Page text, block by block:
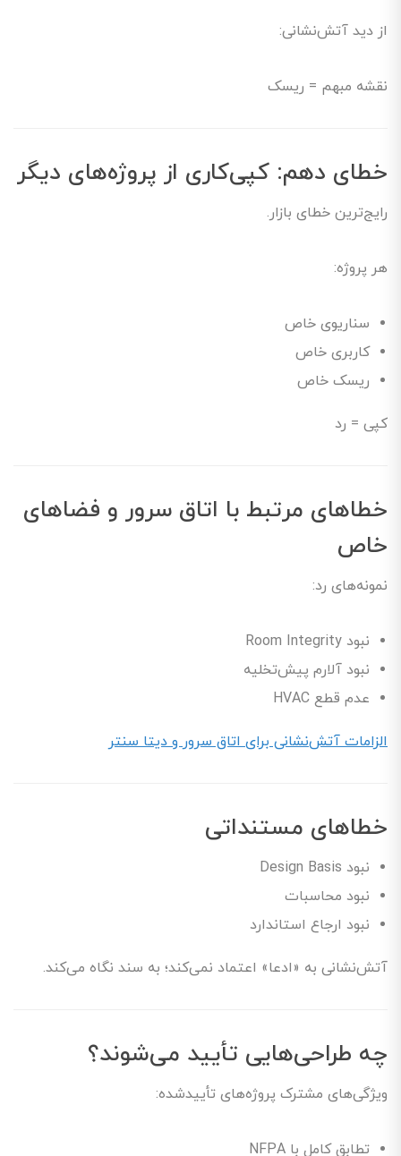
از دید آتش‌نشانی:
نقشه مبهم = ریسک
خطای دهم: کپی‌کاری از پروژه‌های دیگر
رایج‌ترین خطای بازار.
هر پروژه:
سناریوی خاص
کاربری خاص
ریسک خاص
کپی = رد
خطاهای مرتبط با اتاق سرور و فضاهای
خاص
نمونه‌های رد:
نبود Room Integrity
نبود آلارم پیش‌تخلیه
عدم قطع HVAC
الزامات آتش‌نشانی برای اتاق سرور و دیتا سنتر
خطاهای مستنداتی
نبود Design Basis
نبود محاسبات
نبود ارجاع استاندارد
آتش‌نشانی به «ادعا» اعتماد نمی‌کند؛ به سند نگاه می‌کند.
چه طراحی‌هایی تأیید می‌شوند؟
ویژگی‌های مشترک پروژه‌های تأییدشده:
تطابق کامل با NFPA